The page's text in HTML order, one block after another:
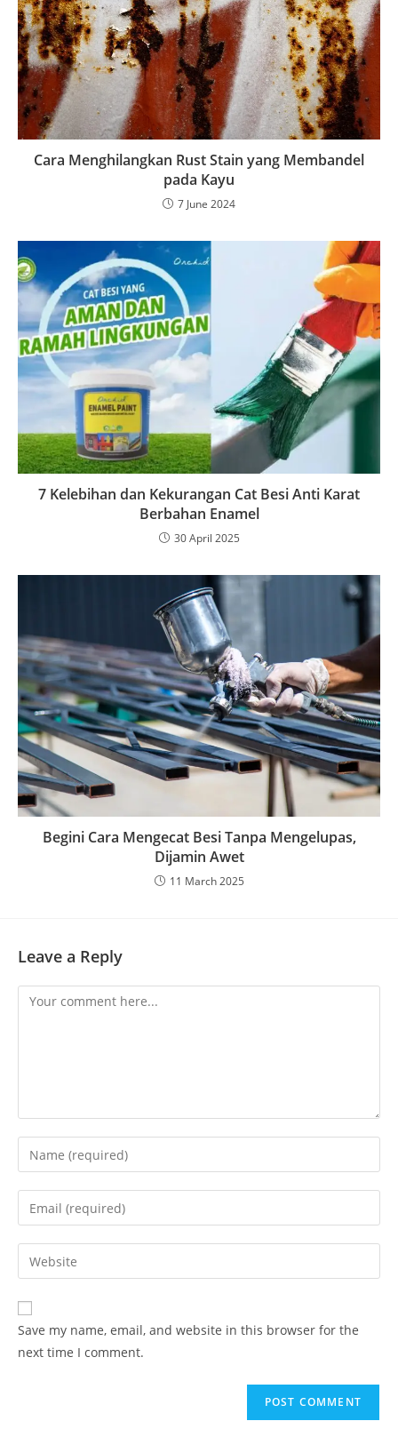
Cara Menghilangkan Rust Stain yang Membandel
pada Kayu
7 June 2024
7 Kelebihan dan Kekurangan Cat Besi Anti Karat
Berbahan Enamel
30 April 2025
Begini Cara Mengecat Besi Tanpa Mengelupas,
Dijamin Awet
11 March 2025
Leave a Reply
Comment
Enter
your
name
comment
Enter
your
email
address
comment
Enter
your
website
URL
(optional)
Save my name, email, and website in this browser for the
next time I comment.